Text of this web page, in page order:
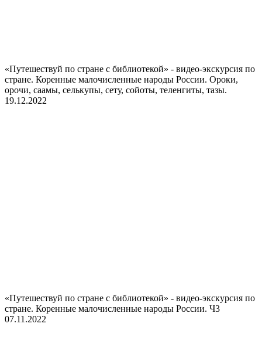
«Путешествуй по стране с библиотекой» - видео-экскурсия по
стране. Коренные малочисленные народы России. Ороки,
орочи, саамы, селькупы, сету, сойоты, теленгиты, тазы.
19.12.2022
«Путешествуй по стране с библиотекой» - видео-экскурсия по
стране. Коренные малочисленные народы России. Ч3
07.11.2022